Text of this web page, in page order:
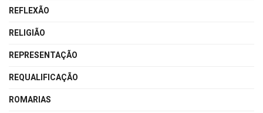
REFLEXÃO
RELIGIÃO
REPRESENTAÇÃO
REQUALIFICAÇÃO
ROMARIAS